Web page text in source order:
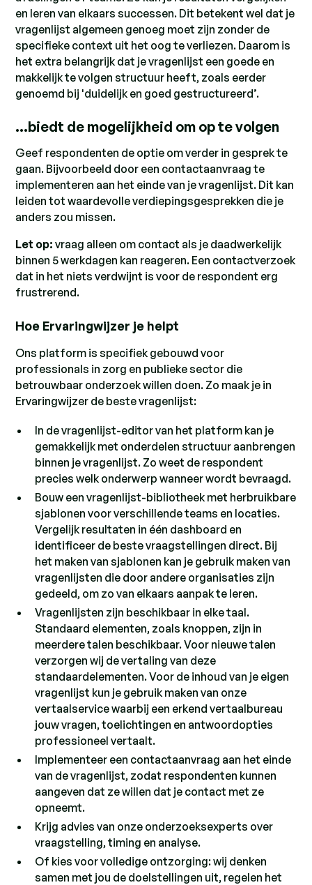
en leren van elkaars successen. Dit betekent wel dat je
vragenlijst algemeen genoeg moet zijn zonder de
specifieke context uit het oog te verliezen. Daarom is
het extra belangrijk dat je vragenlijst een goede en
makkelijk te volgen structuur heeft, zoals eerder
genoemd bij 'duidelijk en goed gestructureerd’.
…biedt de mogelijkheid om op te volgen
Geef respondenten de optie om verder in gesprek te
gaan. Bijvoorbeeld door een contactaanvraag te
implementeren aan het einde van je vragenlijst. Dit kan
leiden tot waardevolle verdiepingsgesprekken die je
anders zou missen.
Let op:vraag alleen om contact als je daadwerkelijk
binnen 5 werkdagen kan reageren. Een contactverzoek
dat in het niets verdwijnt is voor de respondent erg
frustrerend.
Hoe Ervaringwijzer je helpt
Ons platform is specifiek gebouwd voor
professionals in zorg en publieke sector die
betrouwbaar onderzoek willen doen. Zo maak je in
Ervaringwijzer de beste vragenlijst:
In de vragenlijst-editor van het platform kan je
gemakkelijk met onderdelen structuur aanbrengen
binnen je vragenlijst. Zo weet de respondent
precies welk onderwerp wanneer wordt bevraagd.
Bouw een vragenlijst-bibliotheek met herbruikbare
sjablonen voor verschillende teams en locaties.
Vergelijk resultaten in één dashboard en
identificeer de beste vraagstellingen direct. Bij
het maken van sjablonen kan je gebruik maken van
vragenlijsten die door andere organisaties zijn
gedeeld, om zo van elkaars aanpak te leren.
Vragenlijsten zijn beschikbaar in elke taal.
Standaard elementen, zoals knoppen, zijn in
meerdere talen beschikbaar. Voor nieuwe talen
verzorgen wij de vertaling van deze
standaardelementen. Voor de inhoud van je eigen
vragenlijst kun je gebruik maken van onze
vertaalservice waarbij een erkend vertaalbureau
jouw vragen, toelichtingen en antwoordopties
professioneel vertaalt.
Implementeer een contactaanvraag aan het einde
van de vragenlijst, zodat respondenten kunnen
aangeven dat ze willen dat je contact met ze
opneemt.
Krijg advies van onze onderzoeksexperts over
vraagstelling, timing en analyse.
Of kies voor volledige ontzorging: wij denken
samen met jou de doelstellingen uit, regelen het